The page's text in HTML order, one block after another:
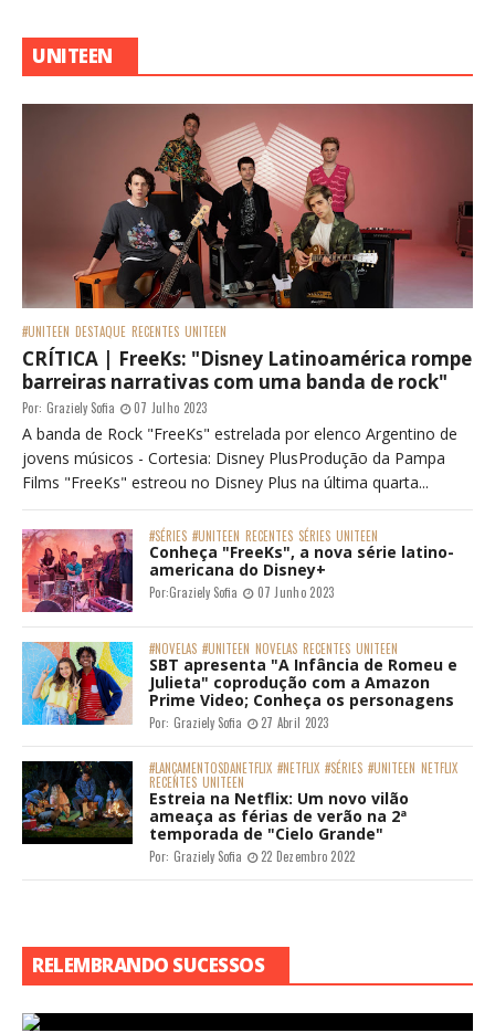
UNITEEN
#UNITEEN DESTAQUE RECENTES UNITEEN
CRÍTICA | FreeKs: "Disney Latinoamérica rompe
barreiras narrativas com uma banda de rock"
Por: Graziely Sofia 07 Julho 2023
A banda de Rock "FreeKs" estrelada por elenco Argentino de
jovens músicos - Cortesia: Disney PlusProdução da Pampa
Films "FreeKs" estreou no Disney Plus na última quarta...
#SÉRIES #UNITEEN RECENTES SÉRIES UNITEEN
Conheça "FreeKs", a nova série latino-
americana do Disney+
Por:Graziely Sofia 07 Junho 2023
#NOVELAS #UNITEEN NOVELAS RECENTES UNITEEN
SBT apresenta "A Infância de Romeu e
Julieta" coprodução com a Amazon
Prime Video; Conheça os personagens
Por: Graziely Sofia 27 Abril 2023
#LANÇAMENTOSDANETFLIX #NETFLIX #SÉRIES #UNITEEN NETFLIX
RECENTES UNITEEN
Estreia na Netflix: Um novo vilão
ameaça as férias de verão na 2ª
temporada de "Cielo Grande"
Por: Graziely Sofia 22 Dezembro 2022
RELEMBRANDO SUCESSOS